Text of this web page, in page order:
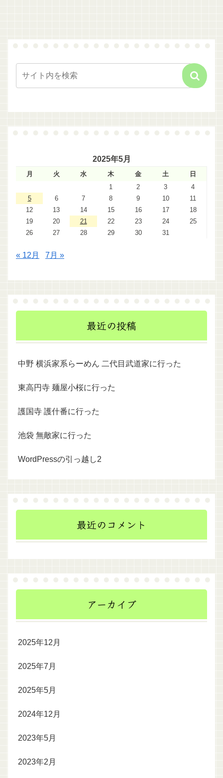
2025年5月
月 火 水 木 金 土
日
1
2 3
4
5
6 7 8 9 10
11
12
13 14 15 16 17
18
19
20 21 22 23 24
25
26
27 28 29 30 31
« 12月 7月 »
最近の投稿
中野 横浜家系らーめん 二代目武道家に行った
東高円寺 麺屋小桜に行った
護国寺 護什番に行った
池袋 無敵家に行った
WordPressの引っ越し2
最近のコメント
アーカイブ
2025年12月
2025年7月
2025年5月
2024年12月
2023年5月
2023年2月